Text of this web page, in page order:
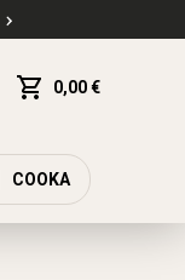
0,00 €
COOKA